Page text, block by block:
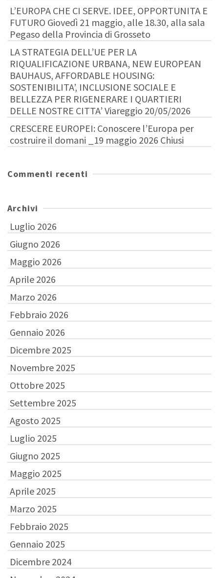
L’EUROPA CHE CI SERVE. IDEE, OPPORTUNITA E
FUTURO Giovedì 21 maggio, alle 18.30, alla sala
Pegaso della Provincia di Grosseto
LA STRATEGIA DELL’UE PER LA
RIQUALIFICAZIONE URBANA, NEW EUROPEAN
BAUHAUS, AFFORDABLE HOUSING:
SOSTENIBILITA’, INCLUSIONE SOCIALE E
BELLEZZA PER RIGENERARE I QUARTIERI
DELLE NOSTRE CITTA’ Viareggio 20/05/2026
CRESCERE EUROPEI: Conoscere l’Europa per
costruire il domani _19 maggio 2026 Chiusi
Commenti recenti
Archivi
Luglio 2026
Giugno 2026
Maggio 2026
Aprile 2026
Marzo 2026
Febbraio 2026
Gennaio 2026
Dicembre 2025
Novembre 2025
Ottobre 2025
Settembre 2025
Agosto 2025
Luglio 2025
Giugno 2025
Maggio 2025
Aprile 2025
Marzo 2025
Febbraio 2025
Gennaio 2025
Dicembre 2024